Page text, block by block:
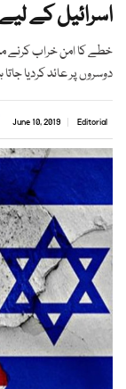
اسرائیل کے
خطے کا امن خراب کرنے
دوسروں پر عائد کردیا
Editorial
June 10, 2019